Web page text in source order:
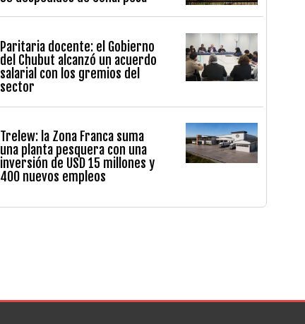
Paritaria docente: el Gobierno
del Chubut alcanzó un acuerdo
salarial con los gremios del
sector
Trelew: la Zona Franca suma
una planta pesquera con una
inversión de USD 15 millones y
400 nuevos empleos